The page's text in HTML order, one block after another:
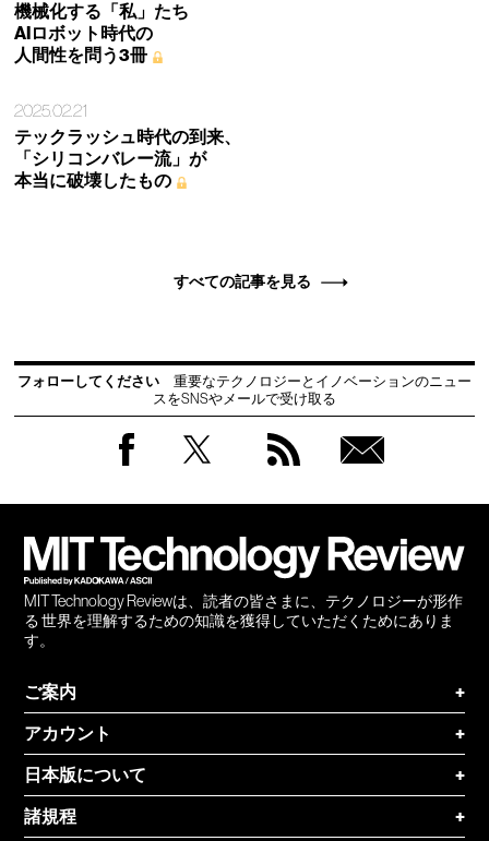
機械化する「私」たち
AIロボット時代の
人間性を問う3冊
2025.02.21
テックラッシュ時代の到来、
「シリコンバレー流」が
本当に破壊したもの
すべての記事を見る
フォローしてください
重要なテクノロジーとイノベーションのニュー
スをSNSやメールで受け取る
MIT Technology Reviewは、読者の皆さまに、テクノロジーが形作
る 世界を理解するための知識を獲得していただくためにありま
す。
ご案内
+
アカウント
+
日本版について
+
諸規程
+